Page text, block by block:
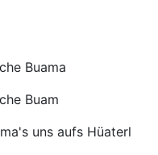
Buama
Buam
uns aufs Hüaterl